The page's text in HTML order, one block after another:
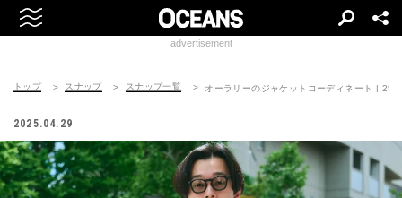
advertisement
トップ スナップ スナップ一覧 オーラリーのジャケットコーディネート |
2025.04.29